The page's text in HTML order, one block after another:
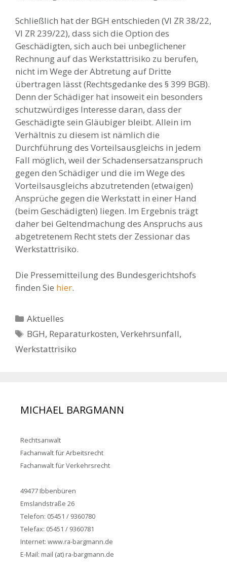
Schließlich hat der BGH entschieden (VI ZR 38/22,
VI ZR 239/22), dass sich die Option des
Geschädigten, sich auch bei unbeglichener
Rechnung auf das Werkstattrisiko zu berufen,
nicht im Wege der Abtretung auf Dritte
übertragen lässt (Rechtsgedanke des § 399 BGB).
Denn der Schädiger hat insoweit ein besonders
schutzwürdiges Interesse daran, dass der
Geschädigte sein Gläubiger bleibt. Allein im
Verhältnis zu diesem ist nämlich die
Durchführung des Vorteilsausgleichs in jedem
Fall möglich, weil der Schadensersatzanspruch
gegen den Schädiger und die im Wege des
Vorteilsausgleichs abzutretenden (etwaigen)
Ansprüche gegen die Werkstatt in einer Hand
(beim Geschädigten) liegen. Im Ergebnis trägt
daher bei Geltendmachung des Anspruchs aus
abgetretenem Recht stets der Zessionar das
Werkstattrisiko.
Die Pressemitteilung des Bundesgerichtshofs
finden Sie hier.
Kategorien
Aktuelles
Schlagwörter
BGH, Reparaturkosten,Verkehrsunfall,
Werkstattrisiko
MICHAEL BARGMANN
Rechtsanwalt
Fachanwalt für Arbeitsrecht
Fachanwalt für Verkehrsrecht
49477 Ibbenbüren
Emslandstraße 26
Telefon: 05451 / 9360780
Telefax: 05451 / 9360781
Internet: www.ra-bargmann.de
E-Mail: mail (at) ra-bargmann.de